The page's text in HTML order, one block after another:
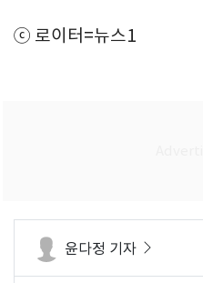
ⓒ 로이터=뉴스1
윤다정 기자